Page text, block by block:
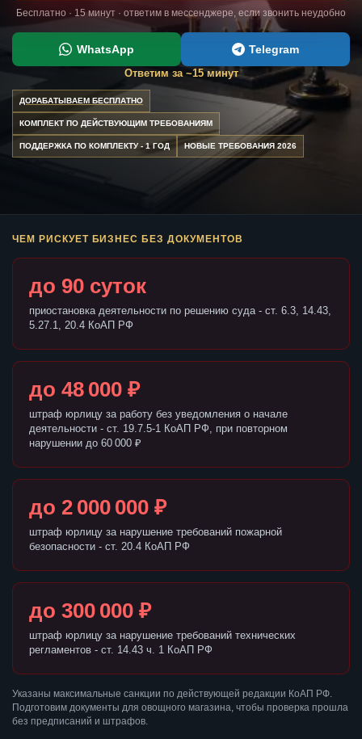
Бесплатно · 15 минут · ответим в мессенджере, если звонить неудобно
WhatsApp Telegram
Ответим за ~15 минут
ДОРАБАТЫВАЕМ БЕСПЛАТНО
КОМПЛЕКТ ПО ДЕЙСТВУЮЩИМ ТРЕБОВАНИЯМ
ПОДДЕРЖКА ПО КОМПЛЕКТУ - 1 ГОД НОВЫЕ ТРЕБОВАНИЯ 2026
ЧЕМ РИСКУЕТ БИЗНЕС БЕЗ ДОКУМЕНТОВ
до 90 суток
приостановка деятельности по решению суда - ст. 6.3, 14.43,
5.27.1, 20.4 КоАП РФ
до 48 000 ₽
штраф юрлицу за работу без уведомления о начале
деятельности - ст. 19.7.5-1 КоАП РФ, при повторном
нарушении до 60 000 ₽
до 2 000 000 ₽
штраф юрлицу за нарушение требований пожарной
безопасности - ст. 20.4 КоАП РФ
до 300 000 ₽
штраф юрлицу за нарушение требований технических
регламентов - ст. 14.43 ч. 1 КоАП РФ
Указаны максимальные санкции по действующей редакции КоАП РФ.
Подготовим документы для овощного магазина, чтобы проверка прошла
без предписаний и штрафов.